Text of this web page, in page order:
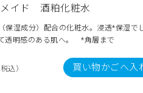
メイド 酒粕化粧水
保湿成分）配合の化粧水。浸透*保湿で
透明感のある肌へ。 *角層まで
込） 買い物かごへ入